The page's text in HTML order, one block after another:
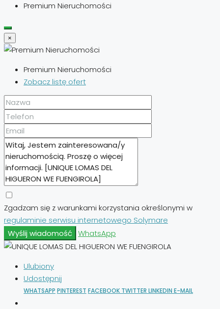
Premium Nieruchomości
×
Premium Nieruchomości
Zobacz listę ofert
Zgadzam się z warunkami korzystania określonymi w
regulaminie serwisu internetowego Solymare
Wyślij wiadomość WhatsApp
Ulubiony
Udostępnij
WHATSAPP PINTEREST FACEBOOK TWITTER LINKEDIN E-MAIL